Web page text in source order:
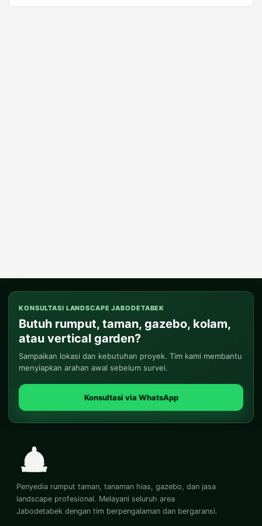
KONSULTASI LANDSCAPE JABODETABEK
Butuh rumput, taman, gazebo, kolam,
atau vertical garden?
Sampaikan lokasi dan kebutuhan proyek. Tim kami membantu
menyiapkan arahan awal sebelum survei.
Konsultasi via WhatsApp
Penyedia rumput taman, tanaman hias, gazebo, dan jasa
landscape profesional. Melayani seluruh area
Jabodetabek dengan tim berpengalaman dan bergaransi.